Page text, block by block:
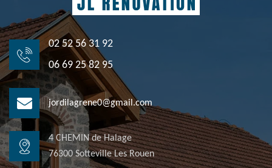
02 52 56 31 92
06 69 25 82 95
jordilagrene0@gmail.com
4 CHEMIN de Halage
76300 Sotteville Les Rouen